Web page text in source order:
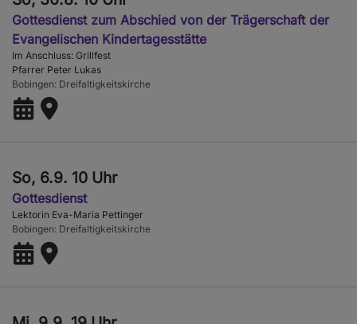
Gottesdienst zum Abschied von der Trägerschaft der
Evangelischen Kindertagesstätte
Im Anschluss: Grillfest
Pfarrer Peter Lukas
Bobingen Dreifaltigkeitskirche
So, 6.9. 10 Uhr
Gottesdienst
Lektorin Eva-Maria Pettinger
Bobingen Dreifaltigkeitskirche